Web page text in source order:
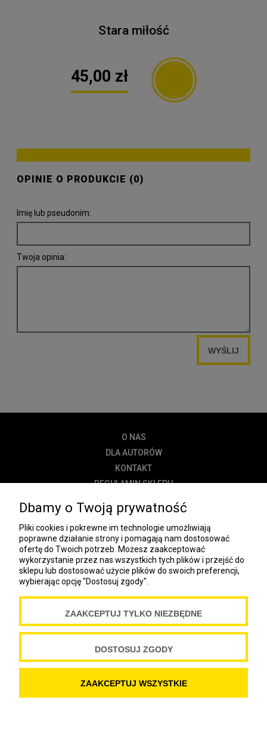
Stara miłość
45,00 zł
OPINIE O PRODUKCIE (0)
Imię lub pseudonim:
Twoja opinia:
WYŚLIJ
O NAS
DLA AUTORÓW
KONTAKT
REGULAMIN SKLEPU
DOSTAWA
PŁATNOŚĆ
NEWSLETTER
COOKIES
Spółdzielnia Wydawnicza „Czytelnik”
ul. Wiejska 12A
Copyright Spółdzielnia Wydawnicza „Czytelnik” 2019
Dbamy o Twoją prywatność
Pliki cookies i pokrewne im technologie umożliwiają
poprawne działanie strony i pomagają nam dostosować
ofertę do Twoich potrzeb. Możesz zaakceptować
wykorzystanie przez nas wszystkich tych plików i przejść do
sklepu lub dostosować użycie plików do swoich preferencji,
wybierając opcję "Dostosuj zgody".
ZAAKCEPTUJ TYLKO NIEZBĘDNE
DOSTOSUJ ZGODY
ZAAKCEPTUJ WSZYSTKIE